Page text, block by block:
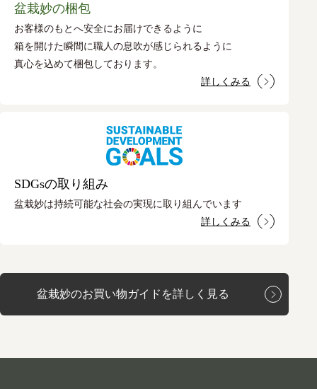
盆栽妙の梱包
お客様のもとへ安全にお届けできるように
箱を開けた瞬間に職人の息吹が感じられるように
真心を込めて梱包しております。
詳しくみる
SDGsの取り組み
盆栽妙は持続可能な社会の実現に取り組んでいます
詳しくみる
盆栽妙のお買い物ガイドを詳しく見る